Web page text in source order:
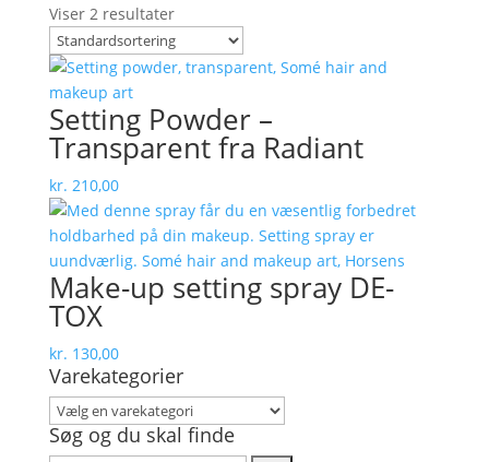
Viser 2 resultater
Setting Powder –
Transparent fra Radiant
kr. 210,00
Make-up setting spray DE-
TOX
kr. 130,00
Varekategorier
Søg og du skal finde